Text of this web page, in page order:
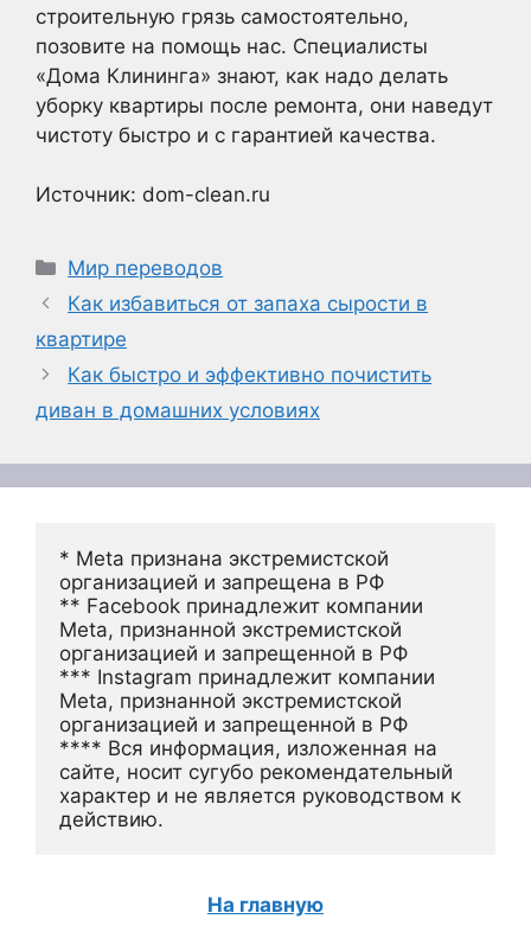
строительную грязь самостоятельно,
позовите на помощь нас. Специалисты
«Дома Клининга» знают, как надо делать
уборку квартиры после ремонта, они наведут
чистоту быстро и с гарантией качества.
Источник: dom-clean.ru
Рубрики
Мир переводов
Как избавиться от запаха сырости в
квартире
Как быстро и эффективно почистить
диван в домашних условиях
* Meta признана экстремистской
организацией и запрещена в РФ
** Facebook принадлежит компании
Meta, признанной экстремистской
организацией и запрещенной в РФ
*** Instagram принадлежит компании
Meta, признанной экстремистской
организацией и запрещенной в РФ
**** Вся информация, изложенная на
сайте, носит сугубо рекомендательный
характер и не является руководством к
действию.
На главную